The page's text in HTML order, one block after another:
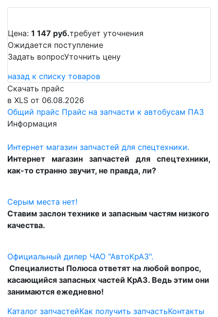
Цена: 1 147 руб.требует уточнения
Ожидается поступление
Задать вопросУточнить цену
назад к списку товаров
Скачать прайс
в XLS от 06.08.2026
Общий прайс Прайс на запчасти к автобусам ПАЗ
Информация
Интернет магазин запчастей для спецтехники.
Интернет магазин запчастей для спецтехники,
как-то странно звучит, не правда, ли?
Серым места нет!
Ставим заслон технике и запасным частям низкого
качества.
Официальный дилер ЧАО "АвтоКрАЗ".
Специалисты Полюса ответят на любой вопрос,
касающийся запасных частей КрАЗ. Ведь этим они
занимаются ежедневно!
Каталог запчастейКак получить запчастьКонтакты